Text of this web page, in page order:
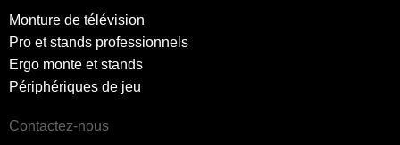
Monture de télévision
Pro et stands professionnels
Ergo monte et stands
Périphériques de jeu
Contactez-nous